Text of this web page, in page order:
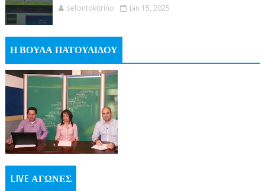
sefontokitrino Jan 15, 2025
Η ΒΟΥΛΑ ΠΑΤΟΥΛΙΔΟΥ
LIVE ΑΓΩΝΕΣ